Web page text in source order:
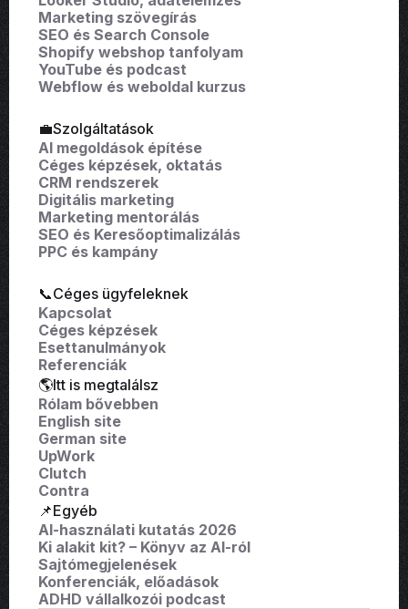
Marketing szövegírás
SEO és Search Console
Shopify webshop tanfolyam
YouTube és podcast
Webflow és weboldal kurzus
💼Szolgáltatások
AI megoldások építése
Céges képzések, oktatás
CRM rendszerek
Digitális marketing
Marketing mentorálás
SEO és Keresőoptimalizálás
PPC és kampány
📞Céges ügyfeleknek
Kapcsolat
Céges képzések
Esettanulmányok
Referenciák
🌎Itt is megtalálsz
Rólam bővebben
English site
German site
UpWork
Clutch
Contra
📌Egyéb
AI-használati kutatás 2026
Ki alakit kit? – Könyv az AI-ról
Sajtómegjelenések
Konferenciák, előadások
ADHD vállalkozói podcast